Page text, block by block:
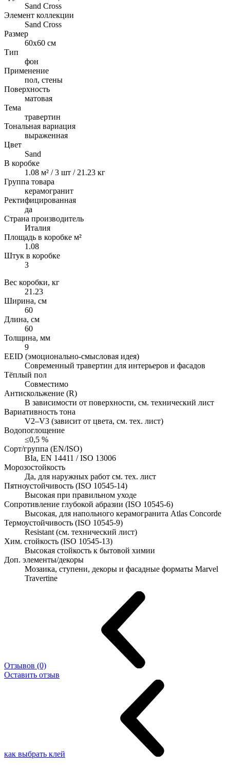
Sand Cross
Элемент коллекции
Sand Cross
Размер
60x60 см
Тип
фон
Применение
пол, стены
Поверхность
матовая
Тема
травертин
Тональная вариация
выраженная
Цвет
Sand
В коробке
1.08 м² / 3 шт / 21.23 кг
Группа товара
керамогранит
Ректифицированная
да
Страна производитель
Италия
Площадь в коробке м²
1.08
Штук в коробке
3
Вес коробки, кг
21.23
Ширина, см
60
Длина, см
60
Толщина, мм
9
EEID (эмоционально-смысловая идея)
Современный травертин для интерьеров и фасадов
Тёплый пол
Совместимо
Антискольжение (R)
В зависимости от поверхности, см. технический лист
Вариативность тона
V2–V3 (зависит от цвета, см. тех. лист)
Водопоглощение
≤0,5 %
Сорт/группа (EN/ISO)
BIa, EN 14411 / ISO 13006
Морозостойкость
Да, для наружных работ см. тех. лист
Пятноустойчивость (ISO 10545-14)
Высокая при правильном уходе
Сопротивление глубокой абразии (ISO 10545-6)
Высокая, для напольного керамогранита Atlas Concorde
Термоустойчивость (ISO 10545-9)
Resistant (см. технический лист)
Хим. стойкость (ISO 10545-13)
Высокая стойкость к бытовой химии
Доп. элементы/декоры
Мозаика, ступени, декоры и фасадные форматы Marvel
Travertine
Отзывов (0)
Оставить отзыв
как выбрать клей